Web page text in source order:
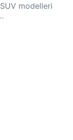
modelleri